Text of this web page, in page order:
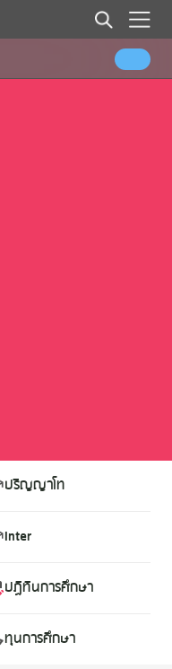
ปริญญาโท
Inter
ปฏิทินการศึกษา
ทุนการศึกษา